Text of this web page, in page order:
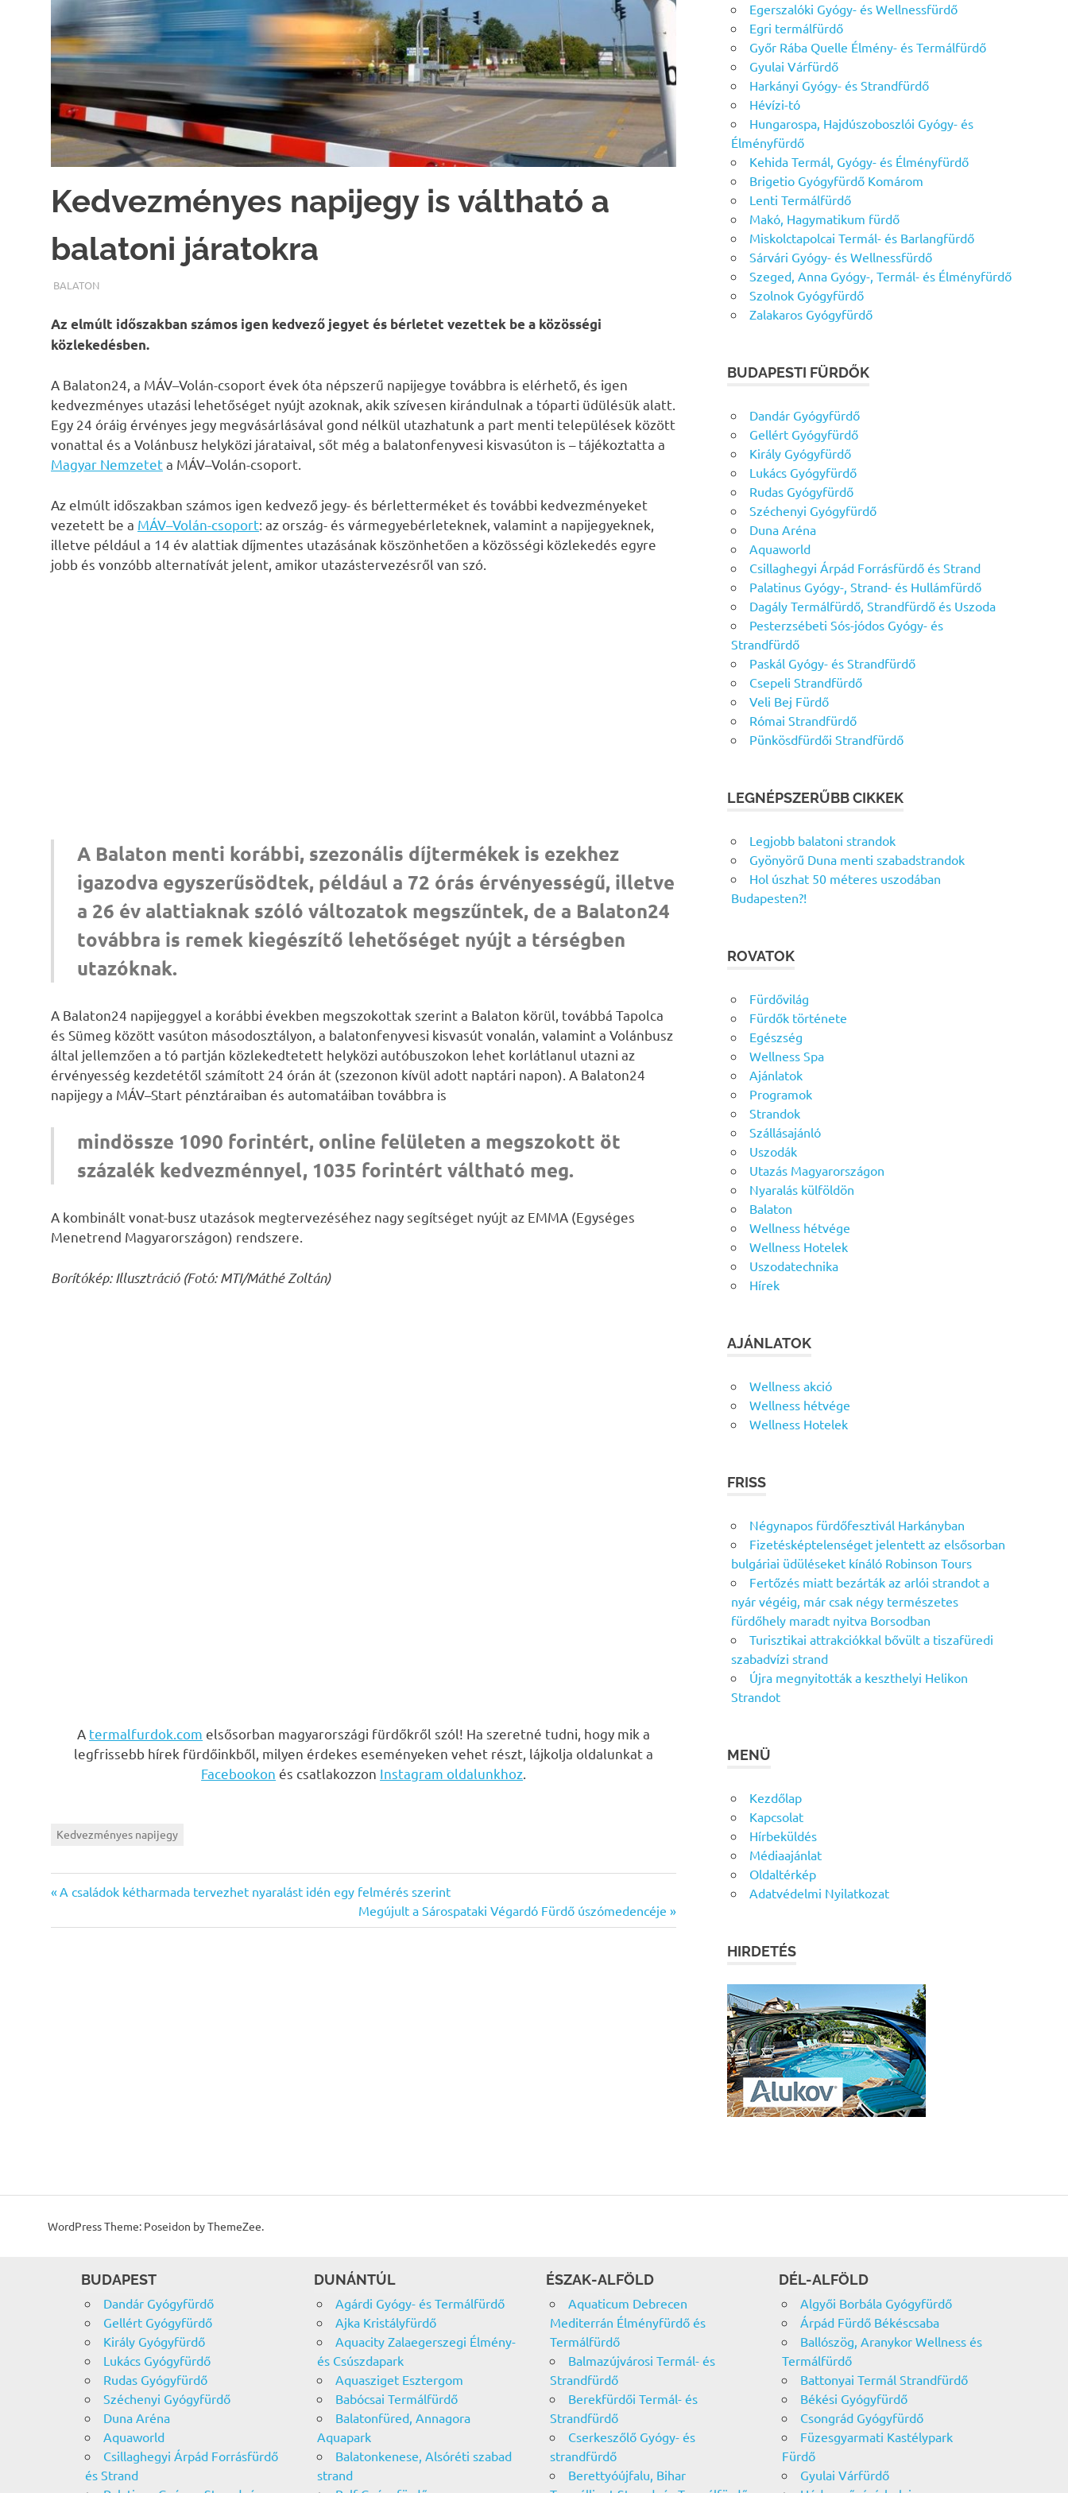
Kedvezményes napijegy is váltható a
balatoni járatokra
TERMALFURDOK.COM
BALATON
Az elmúlt időszakban számos igen kedvező jegyet és bérletet vezettek be a közösségi
közlekedésben.
A Balaton24, a MÁV–Volán-csoport évek óta népszerű napijegye továbbra is elérhető, és igen
kedvezményes utazási lehetőséget nyújt azoknak, akik szívesen kirándulnak a tóparti üdülésük alatt.
Egy 24 óráig érvényes jegy megvásárlásával gond nélkül utazhatunk a part menti települések között
vonattal és a Volánbusz helyközi járataival, sőt még a balatonfenyvesi kisvasúton is – tájékoztatta a
Magyar Nemzeteta MÁV–Volán-csoport.
Az elmúlt időszakban számos igen kedvező jegy- és bérletterméket és további kedvezményeket
vezetett be a MÁV–Volán-csoport: az ország- és vármegyebérleteknek, valamint a napijegyeknek,
illetve például a 14 év alattiak díjmentes utazásának köszönhetően a közösségi közlekedés egyre
jobb és vonzóbb alternatívát jelent, amikor utazástervezésről van szó.
A Balaton menti korábbi, szezonális díjtermékek is ezekhez
igazodva egyszerűsödtek, például a 72 órás érvényességű, illetve
a 26 év alattiaknak szóló változatok megszűntek, de a Balaton24
továbbra is remek kiegészítő lehetőséget nyújt a térségben
utazóknak.
A Balaton24 napijeggyel a korábbi években megszokottak szerint a Balaton körül, továbbá Tapolca
és Sümeg között vasúton másodosztályon, a balatonfenyvesi kisvasút vonalán, valamint a Volánbusz
által jellemzően a tó partján közlekedtetett helyközi autóbuszokon lehet korlátlanul utazni az
érvényesség kezdetétől számított 24 órán át (szezonon kívül adott naptári napon). A Balaton24
napijegy a MÁV–Start pénztáraiban és automatáiban továbbra is
mindössze 1090 forintért, online felületen a megszokott öt
százalék kedvezménnyel, 1035 forintért váltható meg.
A kombinált vonat-busz utazások megtervezéséhez nagy segítséget nyújt az EMMA (Egységes
Menetrend Magyarországon) rendszere.
Borítókép: Illusztráció (Fotó: MTI/Máthé Zoltán)
A termalfurdok.com elsősorban magyarországi fürdőkről szól! Ha szeretné tudni, hogy mik a
legfrissebb hírek fürdőinkből, milyen érdekes eseményeken vehet részt, lájkolja oldalunkat a
Facebookon és csatlakozzon Instagram oldalunkhoz
Kedvezményes napijegy
Bejegyzés
navigáció
Previous
A családok kétharmada tervezhet nyaralást idén egy felmérés szerint
Next
Post:
Megújult a Sárospataki Végardó Fürdő úszómedencéje
Egerszalóki Gyógy- és Wellnessfürdő
Egri termálfürdő
Győr Rába Quelle Élmény- és Termálfürdő
Gyulai Várfürdő
Harkányi Gyógy- és Strandfürdő
Hévízi-tó
Hungarospa, Hajdúszoboszlói Gyógy- és
Élményfürdő
Kehida Termál, Gyógy- és Élményfürdő
Brigetio Gyógyfürdő Komárom
Lenti Termálfürdő
Makó, Hagymatikum fürdő
Miskolctapolcai Termál- és Barlangfürdő
Sárvári Gyógy- és Wellnessfürdő
Szeged, Anna Gyógy-, Termál- és Élményfürdő
Szolnok Gyógyfürdő
Zalakaros Gyógyfürdő
BUDAPESTI FÜRDŐK
Dandár Gyógyfürdő
Gellért Gyógyfürdő
Király Gyógyfürdő
Lukács Gyógyfürdő
Rudas Gyógyfürdő
Széchenyi Gyógyfürdő
Duna Aréna
Aquaworld
Csillaghegyi Árpád Forrásfürdő és Strand
Palatinus Gyógy-, Strand- és Hullámfürdő
Dagály Termálfürdő, Strandfürdő és Uszoda
Pesterzsébeti Sós-jódos Gyógy- és
Strandfürdő
Paskál Gyógy- és Strandfürdő
Csepeli Strandfürdő
Veli Bej Fürdő
Római Strandfürdő
Pünkösdfürdői Strandfürdő
LEGNÉPSZERŰBB CIKKEK
Legjobb balatoni strandok
Gyönyörű Duna menti szabadstrandok
Hol úszhat 50 méteres uszodában
Budapesten?!
ROVATOK
Fürdővilág
Fürdők története
Egészség
Wellness Spa
Ajánlatok
Programok
Strandok
Szállásajánló
Uszodák
Utazás Magyarországon
Nyaralás külföldön
Balaton
Wellness hétvége
Wellness Hotelek
Uszodatechnika
Hírek
AJÁNLATOK
Wellness akció
Wellness hétvége
Wellness Hotelek
FRISS
Négynapos fürdőfesztivál Harkányban
Fizetésképtelenséget jelentett az elsősorban
bulgáriai üdüléseket kínáló Robinson Tours
Fertőzés miatt bezárták az arlói strandot a
nyár végéig, már csak négy természetes
fürdőhely maradt nyitva Borsodban
Turisztikai attrakciókkal bővült a tiszafüredi
szabadvízi strand
Újra megnyitották a keszthelyi Helikon
Strandot
MENÜ
Kezdőlap
Kapcsolat
Hírbeküldés
Médiaajánlat
Oldaltérkép
Adatvédelmi Nyilatkozat
HIRDETÉS
WordPress Theme: Poseidon by ThemeZee.
BUDAPEST
Dandár Gyógyfürdő
Gellért Gyógyfürdő
Király Gyógyfürdő
Lukács Gyógyfürdő
Rudas Gyógyfürdő
Széchenyi Gyógyfürdő
Duna Aréna
Aquaworld
Csillaghegyi Árpád Forrásfürdő
és Strand
DUNÁNTÚL
Agárdi Gyógy- és Termálfürdő
Ajka Kristályfürdő
Aquacity Zalaegerszegi Élmény-
és Csúszdapark
Aquasziget Esztergom
Babócsai Termálfürdő
Balatonfüred, Annagora
Aquapark
Balatonkenese, Alsóréti szabad
strand
ÉSZAK-ALFÖLD
Aquaticum Debrecen
Mediterrán Élményfürdő és
Termálfürdő
Balmazújvárosi Termál- és
Strandfürdő
Berekfürdői Termál- és
Strandfürdő
Cserkeszőlő Gyógy- és
strandfürdő
Berettyóújfalu, Bihar
DÉL-ALFÖLD
Algyői Borbála Gyógyfürdő
Árpád Fürdő Békéscsaba
Ballószög, Aranykor Wellness és
Termálfürdő
Battonyai Termál Strandfürdő
Békési Gyógyfürdő
Csongrád Gyógyfürdő
Füzesgyarmati Kastélypark
Fürdő
Gyulai Várfürdő